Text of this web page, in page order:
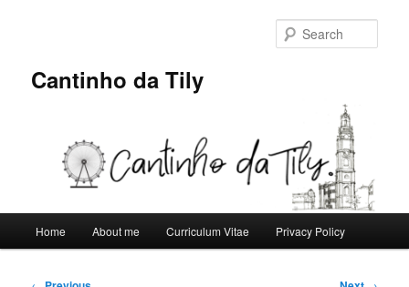
Cantinho da Tily
Home About me Curriculum Vitae Privacy Policy
Post